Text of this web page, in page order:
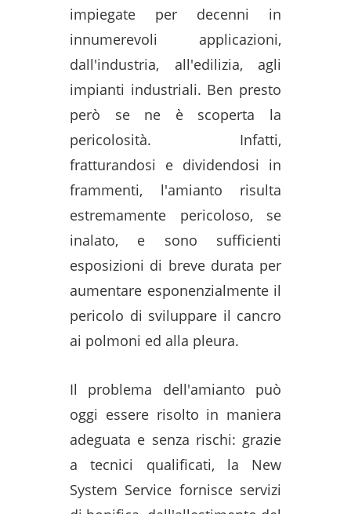
impiegate per decenni in
innumerevoli applicazioni,
dall'industria, all'edilizia, agli
impianti industriali. Ben presto
però se ne è scoperta la
pericolosità. Infatti,
fratturandosi e dividendosi in
frammenti, l'amianto risulta
estremamente pericoloso, se
inalato, e sono sufficienti
esposizioni di breve durata per
aumentare esponenzialmente il
pericolo di sviluppare il cancro
ai polmoni ed alla pleura.
Il problema dell'amianto può
oggi essere risolto in maniera
adeguata e senza rischi: grazie
a tecnici qualificati, la New
System Service fornisce servizi